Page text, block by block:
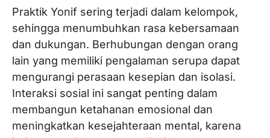
Praktik Yonif sering terjadi dalam kelompok,
sehingga menumbuhkan rasa kebersamaan
dan dukungan. Berhubungan dengan orang
lain yang memiliki pengalaman serupa dapat
mengurangi perasaan kesepian dan isolasi.
Interaksi sosial ini sangat penting dalam
membangun ketahanan emosional dan
meningkatkan kesejahteraan mental, karena